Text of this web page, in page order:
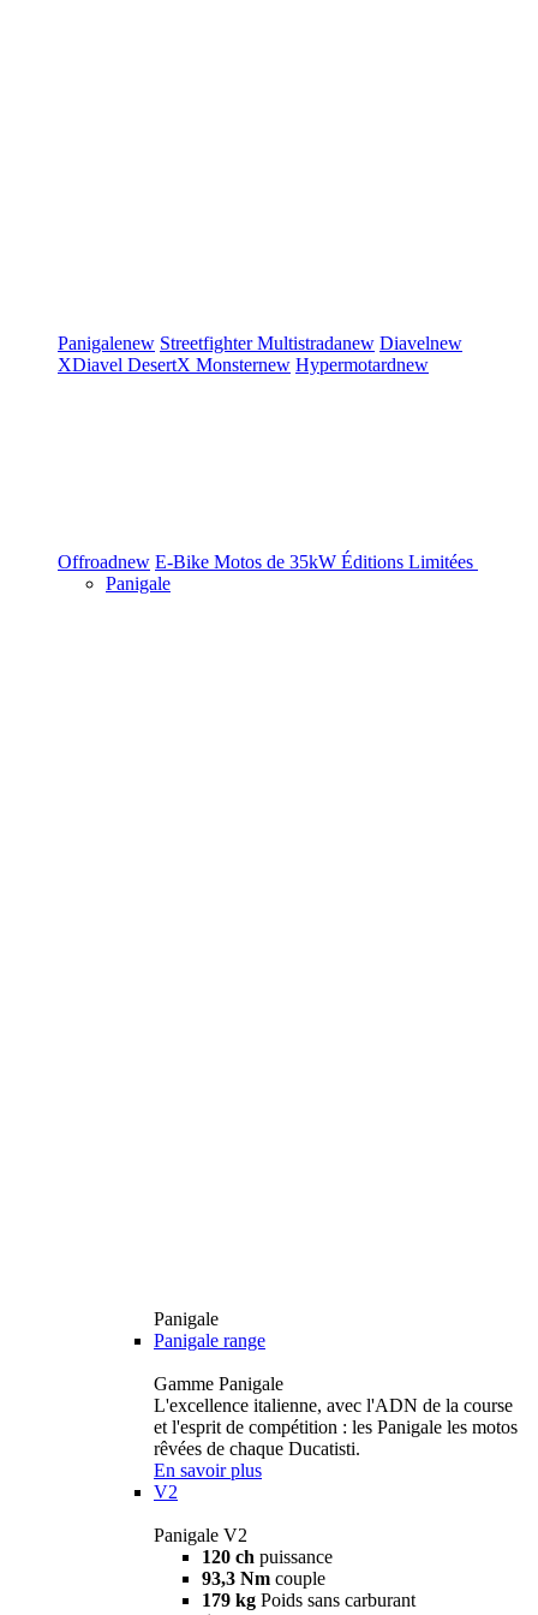
Panigalenew StreetfighterMultistradanew Diavelnew
XDiavel DesertX Monsternew Hypermotardnew
Offroadnew E-Bike Motos de 35kW Éditions Limitées
Panigale
Panigale
Panigale range
Gamme Panigale
L'excellence italienne, avec l'ADN de la course
et l'esprit de compétition : les Panigale les motos
rêvées de chaque Ducatisti.
En savoir plus
V2
Panigale V2
120 ch puissance
93,3 Nm couple
179 kg Poids sans carburant